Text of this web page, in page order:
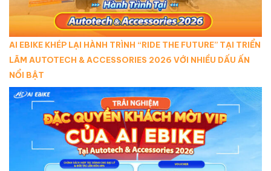
AI EBIKE KHÉP LẠI HÀNH TRÌNH “RIDE THE FUTURE” TẠI TRIỂN
LÃM AUTOTECH & ACCESSORIES 2026 VỚI NHIỀU DẤU ẤN
NỔI BẬT